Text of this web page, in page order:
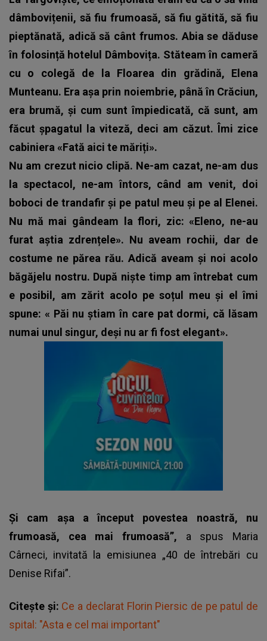
dâmbovițenii, să fiu frumoasă, să fiu gătită, să fiu
pieptănată, adică să cânt frumos. Abia se dăduse
în folosință hotelul Dâmbovița. Stăteam în cameră
cu o colegă de la Floarea din grădină, Elena
Munteanu. Era așa prin noiembrie, până în Crăciun,
era brumă, și cum sunt împiedicată, că sunt, am
făcut șpagatul la viteză, deci am căzut. Îmi zice
cabiniera «Fată aici te măriți».
Nu am crezut nicio clipă. Ne-am cazat, ne-am dus
la spectacol, ne-am întors, când am venit, doi
boboci de trandafir și pe patul meu și pe al Elenei.
Nu mă mai gândeam la flori, zic: «Eleno, ne-au
furat aștia zdrențele». Nu aveam rochii, dar de
costume ne părea rău. Adică aveam și noi acolo
băgăjelu nostru. După niște timp am întrebat cum
e posibil, am zărit acolo pe soțul meu și el îmi
spune: « Păi nu știam în care pat dormi, că lăsam
numai unul singur, deși nu ar fi fost elegant».
Și cam așa a început povestea noastră, nu
frumoasă, cea mai frumoasă”, a spus Maria
Cârneci, invitată la emisiunea „40 de întrebări cu
Denise Rifai”.
Citește și: Ce a declarat Florin Piersic de pe patul de
spital: "Asta e cel mai important"